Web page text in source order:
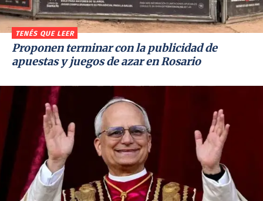
TENÉS QUE LEER
Proponen terminar con la publicidad de
apuestas y juegos de azar en Rosario